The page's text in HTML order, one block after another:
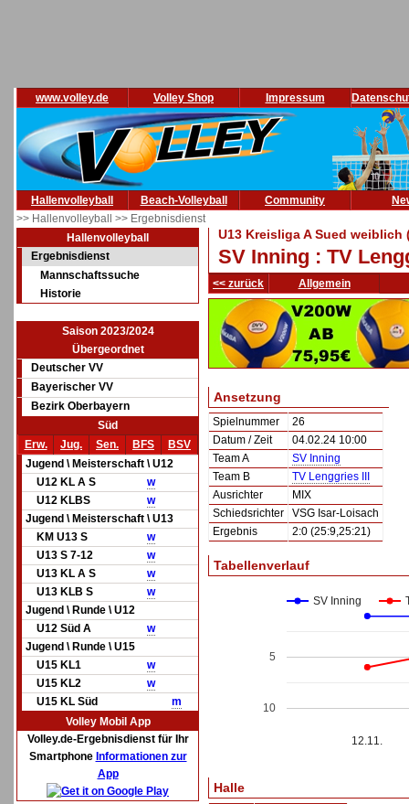
www.volley.de Volley Shop Impressum
Hallenvolleyball Beach-Volleyball Community
>> Hallenvolleyball >> Ergebnisdienst
Hallenvolleyball
Ergebnisdienst
Mannschaftssuche
Historie
Saison 2023/2024
Übergeordnet
Deutscher VV
Bayerischer VV
Bezirk Oberbayern
Süd
Erw.
Jug. Sen. BFS
BSV
Jugend \ Meisterschaft \ U12
U12 KL A S
w
U12 KLBS
w
Jugend \ Meisterschaft \ U13
KM U13 S
w
U13 S 7-12
w
U13 KL A S
w
U13 KLB S
w
Jugend \ Runde \ U12
U12 Süd A
w
Jugend \ Runde \ U15
U15 KL1
w
U15 KL2
w
U15 KL Süd
m
Volley Mobil App
Volley.de-Ergebnisdienst für Ihr
Smartphone Informationen zur
App
U13 Kreisliga A Sued weiblich
SV Inning : TV
<< zurück Allgemein
Ansetzung
Spielnummer
26
Datum / Zeit
04.02.24 10:00
Team A
SV Inning
Team B
TV Lenggries III
Ausrichter
MIX
Schiedsrichter
VSG Isar-Loisach
Ergebnis
2:0 (25:9,25:21)
Tabellenverlauf
SV Inning
12.11.
5
10
Halle